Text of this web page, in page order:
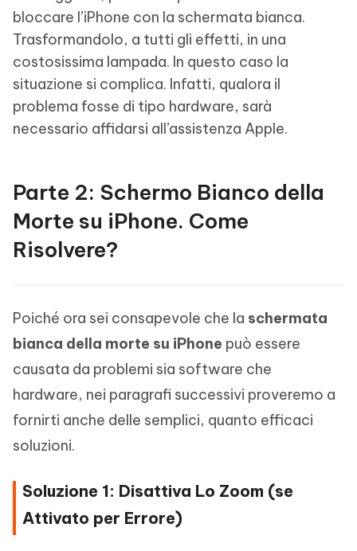
bloccare l’iPhone con la schermata bianca.
Trasformandolo, a tutti gli effetti, in una
costosissima lampada. In questo caso la
situazione si complica. Infatti, qualora il
problema fosse di tipo hardware, sarà
necessario affidarsi all’assistenza Apple.
Parte 2: Schermo Bianco della
Morte su iPhone. Come
Risolvere?
Poiché ora sei consapevole che la schermata
bianca della morte su iPhone può essere
causata da problemi sia software che
hardware, nei paragrafi successivi proveremo a
fornirti anche delle semplici, quanto efficaci
soluzioni.
Soluzione 1: Disattiva Lo Zoom (se
Attivato per Errore)